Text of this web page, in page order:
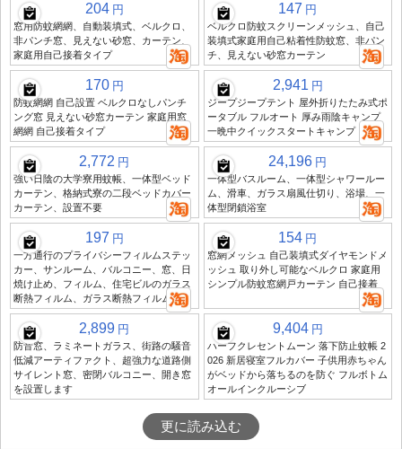
204 円
窓用防蚊網網、自動装填式、ベルクロ、
非パンチ窓、見えない砂窓、カーテン、
家庭用自己接着タイプ
147 円
ベルクロ防蚊スクリーンメッシュ、自己
装填式家庭用自己粘着性防蚊窓、非パン
チ、見えない砂窓カーテン
170 円
防蚊網網 自己設置 ベルクロなしパンチ
ング窓 見えない砂窓カーテン 家庭用窓
網網 自己接着タイプ
2,941 円
ジープジープテント 屋外折りたたみ式ポ
ータブル フルオート 厚み雨陰キャンプ
一晩中クイックスタートキャンプ
2,772 円
強い日陰の大学寮用蚊帳、一体型ベッド
カーテン、格納式寮の二段ベッドカバー
カーテン、設置不要
24,196 円
一体型バスルーム、一体型シャワールー
ム、滑車、ガラス扇風仕切り、浴場、一
体型閉鎖浴室
197 円
一方通行のプライバシーフィルムステッ
カー、サンルーム、バルコニー、窓、日
焼け止め、フィルム、住宅ビルのガラス
断熱フィルム、ガラス断熱フィルム
154 円
窓網メッシュ 自己装填式ダイヤモンドメ
ッシュ 取り外し可能なベルクロ 家庭用
シンプル防蚊窓網戸カーテン 自己接着
2,899 円
防音窓、ラミネートガラス、街路の騒音
低減アーティファクト、超強力な道路側
サイレント窓、密閉バルコニー、開き窓
を設置します
9,404 円
ハーフクレセントムーン 落下防止蚊帳 2
026 新居寝室フルカバー 子供用赤ちゃん
がベッドから落ちるのを防ぐ フルボトム
オールインクルーシブ
更に読み込む